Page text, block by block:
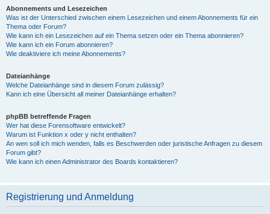
Abonnements und Lesezeichen
Was ist der Unterschied zwischen einem Lesezeichen und einem Abonnements für ein
Thema oder Forum?
Wie kann ich ein Lesezeichen auf ein Thema setzen oder ein Thema abonnieren?
Wie kann ich ein Forum abonnieren?
Wie deaktiviere ich meine Abonnements?
Dateianhänge
Welche Dateianhänge sind in diesem Forum zulässig?
Kann ich eine Übersicht all meiner Dateianhänge erhalten?
phpBB betreffende Fragen
Wer hat diese Forensoftware entwickelt?
Warum ist Funktion x oder y nicht enthalten?
An wen soll ich mich wenden, falls es Beschwerden oder juristische Anfragen zu diesem
Forum gibt?
Wie kann ich einen Administrator des Boards kontaktieren?
Registrierung und Anmeldung